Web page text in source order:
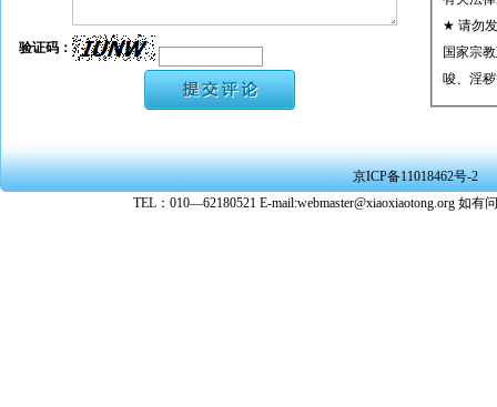
★ 请勿
国家宗
唆、淫
★ 承担
★ 在本
转载、
★ 参与
验证码：
京ICP备11018462号-2
TEL：010—62180521 E-mail:webmaster@xiaoxiaotong.org 如